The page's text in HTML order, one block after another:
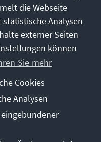
die Webseite
Analysen
externer Seiten
können
Sie mehr
Cookies
Analysen